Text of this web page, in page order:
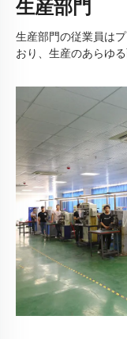
生産部門
生産部門の従業員は
おり、生産のあらゆ